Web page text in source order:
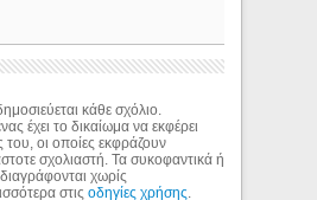
κάθε σχόλιο.
έχει το δικαίωμα να εκφέρει
του, οι οποίες εκφράζουν
σχολιαστή. Τα συκοφαντικά ή
χωρίς
στιςοδηγίες χρήσης